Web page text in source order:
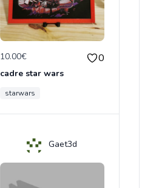
10.00€ 0
cadre star wars
starwars
Gaet3d